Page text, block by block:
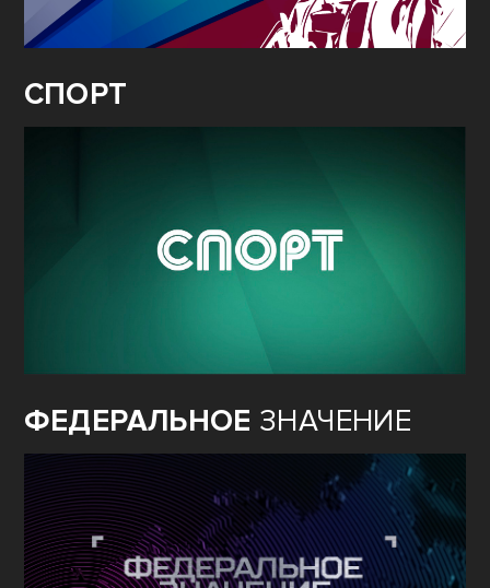
СПОРТ
ФЕДЕРАЛЬНОЕ ЗНАЧЕНИЕ